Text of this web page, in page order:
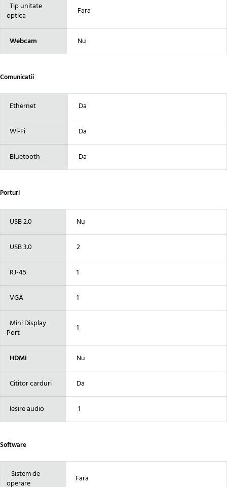
Tip unitate
optica
Fara
Webcam Nu
Comunicatii
Ethernet Da
Wi-Fi Da
Bluetooth Da
Porturi
USB 2.0 Nu
USB 3.0 2
RJ-45 1
VGA 1
Mini Display
Port
1
HDMI Nu
Cititor carduri Da
Iesire audio 1
Software
Sistem de
operare
Fara